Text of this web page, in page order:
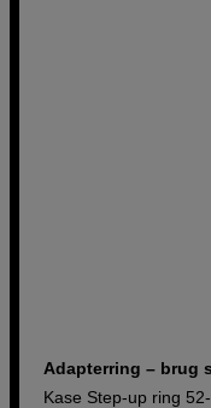
Adapterring – brug
Kase Step-up ring